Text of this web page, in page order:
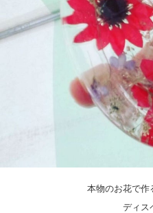
本物のお花で作
ディス